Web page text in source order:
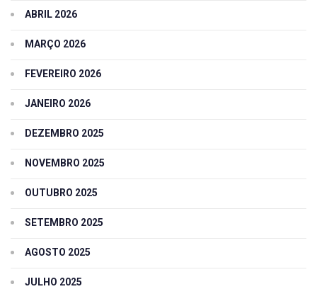
ABRIL 2026
MARÇO 2026
FEVEREIRO 2026
JANEIRO 2026
DEZEMBRO 2025
NOVEMBRO 2025
OUTUBRO 2025
SETEMBRO 2025
AGOSTO 2025
JULHO 2025